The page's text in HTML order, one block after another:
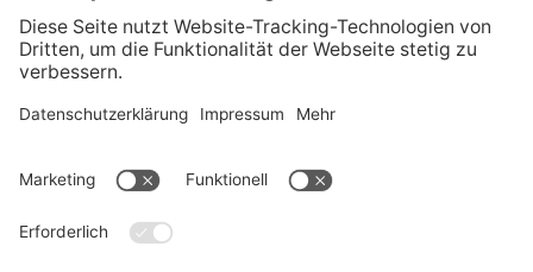
WICHTIGE LINKS
PresseWir über unsTourist-Information
Erklärung zur Barrierefreiheit
Impressum